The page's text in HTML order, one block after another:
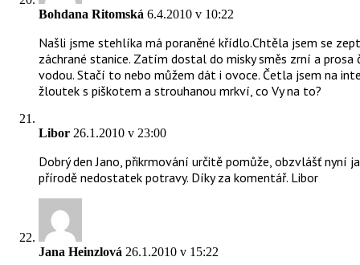
Bohdana Ritomská 6.4.2010 v 10:22
Našli jsme stehlíka má poraněné křídlo.Chtěla jsem se
záchrané stanice. Zatím dostal do misky směs zrní a
vodou. Stačí to nebo můžem dát i ovoce. Četla jsem na
žloutek s piškotem a strouhanou mrkví, co Vy na to?
Libor 26.1.2010 v 23:00
Dobrý den Jano, přikrmování určitě pomůže, obzvlášť nyní
přírodě nedostatek potravy. Díky za komentář. Libor
Jana Heinzlová 26.1.2010 v 15:22